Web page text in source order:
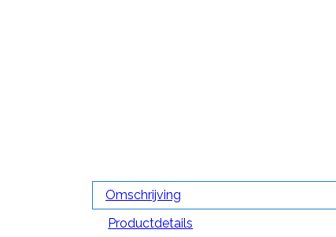
Omschrijving
Productdetails